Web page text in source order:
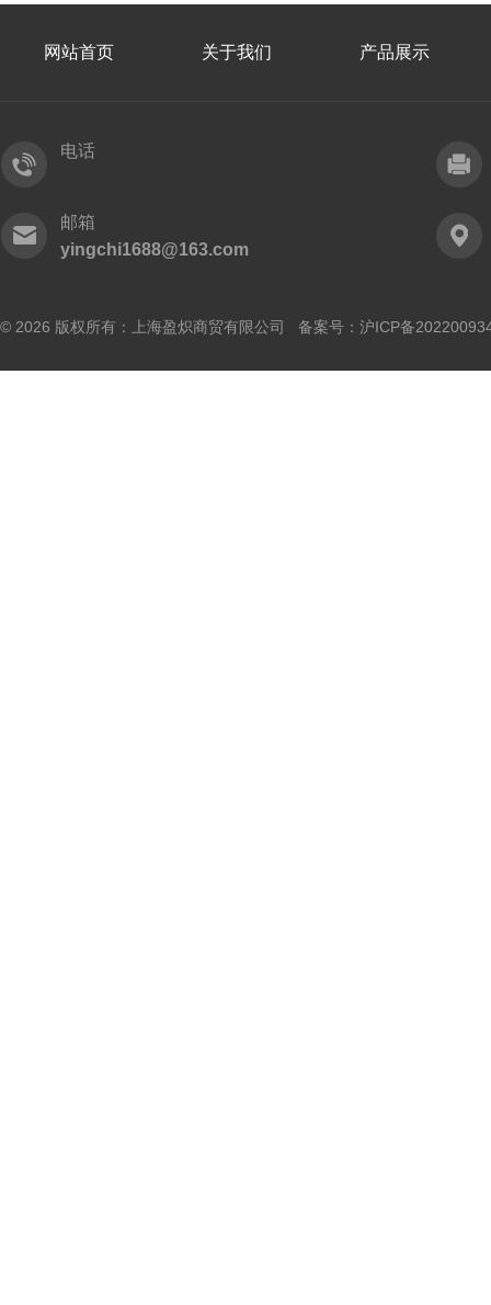
网站首页 关于我们 产品展示
电话
邮箱
yingchi1688@163.com
© 2026 版权所有：上海盈炽商贸有限公司 备案号： 沪ICP备